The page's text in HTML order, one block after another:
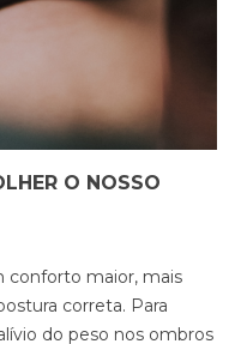
O NOSSO
conforto maior, mais
correta. Para
do peso nos ombros